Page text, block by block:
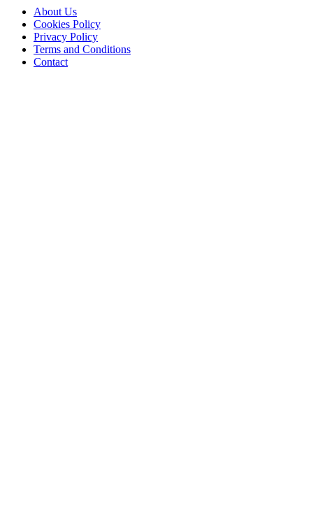
About Us
Cookies Policy
Privacy Policy
Terms and Conditions
Contact